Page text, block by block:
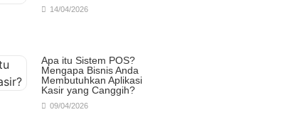
14/04/2026
Apa itu Sistem POS?
Mengapa Bisnis Anda
Membutuhkan Aplikasi
Kasir yang Canggih?
09/04/2026